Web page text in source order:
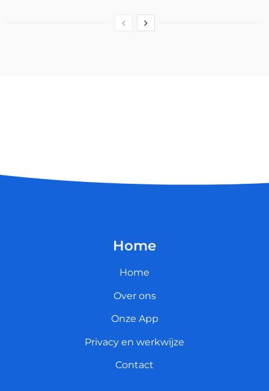
Home
Home
Over ons
Onze App
Privacy en werkwijze
Contact